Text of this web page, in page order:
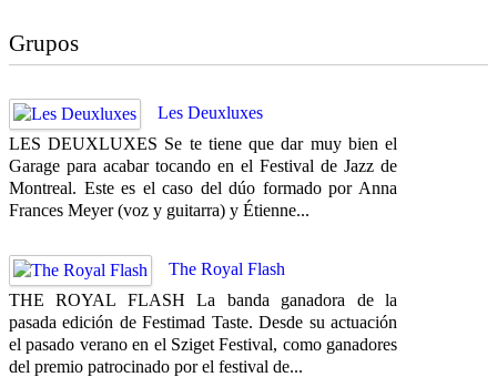
Grupos
Les Deuxluxes
LES DEUXLUXES Se te tiene que dar muy bien el
Garage para acabar tocando en el Festival de Jazz de
Montreal. Este es el caso del dúo formado por Anna
Frances Meyer (voz y guitarra) y Étienne...
The Royal Flash
THE ROYAL FLASH La banda ganadora de la
pasada edición de Festimad Taste. Desde su actuación
el pasado verano en el Sziget Festival, como ganadores
del premio patrocinado por el festival de...